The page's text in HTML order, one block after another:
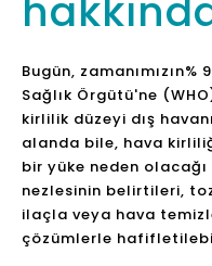
Araba Hava Temizleyici